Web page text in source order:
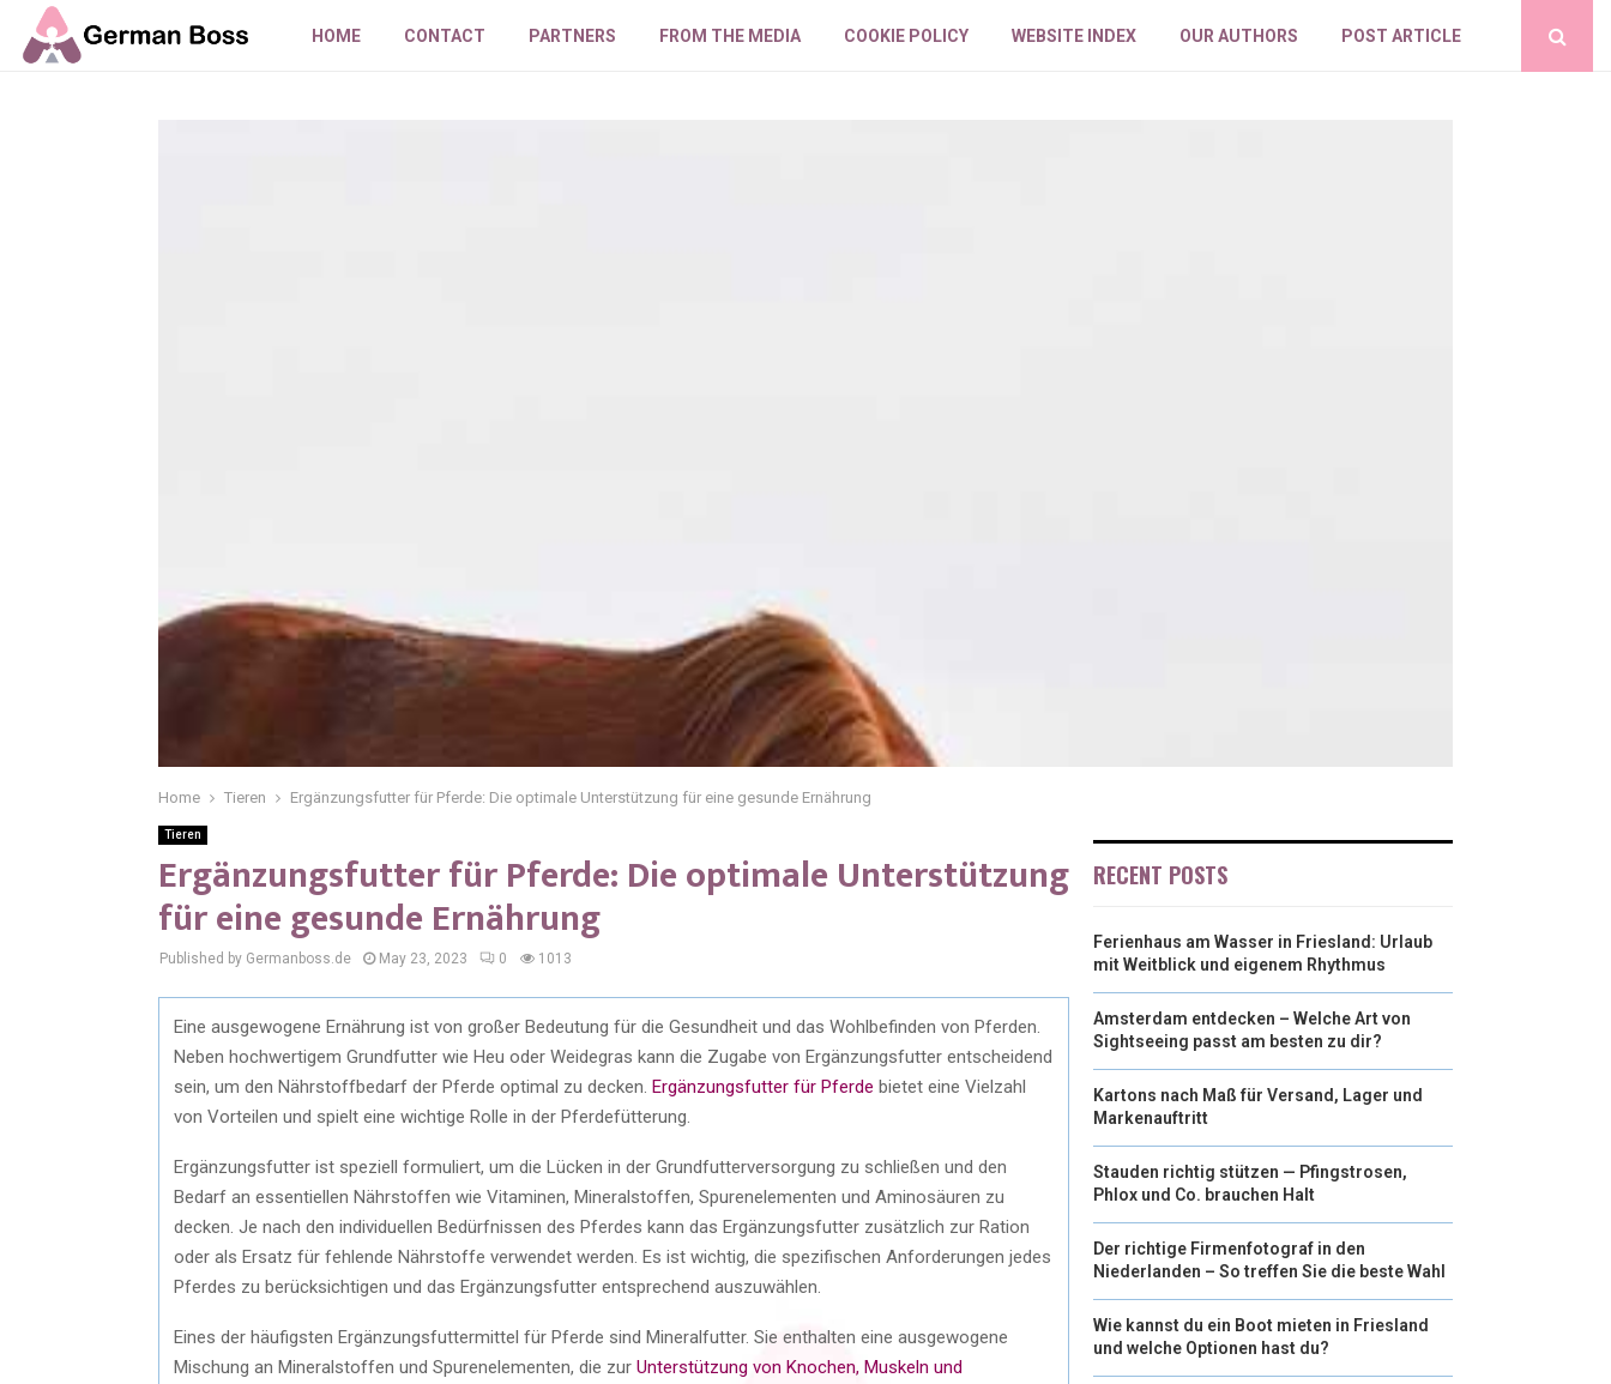
HOME CONTACT PARTNERS FROM THE MEDIA COOKIE POLICY WEBSITE INDEX OUR AUTHORS POST ARTICLE
Home Tieren Ergänzungsfutter für Pferde: Die optimale Unterstützung für eine gesunde Ernährung
Tieren
Ergänzungsfutter für Pferde: Die optimale Unterstützung
für eine gesunde Ernährung
Published by Germanboss.de May 23, 2023 0 1013
Eine ausgewogene Ernährung ist von großer Bedeutung für die Gesundheit und das Wohlbefinden von Pferden.
Neben hochwertigem Grundfutter wie Heu oder Weidegras kann die Zugabe von Ergänzungsfutter entscheidend
sein, um den Nährstoffbedarf der Pferde optimal zu decken. Ergänzungsfutter für Pferde bietet eine Vielzahl
von Vorteilen und spielt eine wichtige Rolle in der Pferdefütterung.
Ergänzungsfutter ist speziell formuliert, um die Lücken in der Grundfutterversorgung zu schließen und den
Bedarf an essentiellen Nährstoffen wie Vitaminen, Mineralstoffen, Spurenelementen und Aminosäuren zu
decken. Je nach den individuellen Bedürfnissen des Pferdes kann das Ergänzungsfutter zusätzlich zur Ration
oder als Ersatz für fehlende Nährstoffe verwendet werden. Es ist wichtig, die spezifischen Anforderungen jedes
Pferdes zu berücksichtigen und das Ergänzungsfutter entsprechend auszuwählen.
Eines der häufigsten Ergänzungsfuttermittel für Pferde sind Mineralfutter. Sie enthalten eine ausgewogene
Mischung an Mineralstoffen und Spurenelementen, die zur Unterstützung von Knochen, Muskeln und
RECENT POSTS
Ferienhaus am Wasser in Friesland: Urlaub
mit Weitblick und eigenem Rhythmus
Amsterdam entdecken – Welche Art von
Sightseeing passt am besten zu dir?
Kartons nach Maß für Versand, Lager und
Markenauftritt
Stauden richtig stützen — Pfingstrosen,
Phlox und Co. brauchen Halt
Der richtige Firmenfotograf in den
Niederlanden – So treffen Sie die beste Wahl
Wie kannst du ein Boot mieten in Friesland
und welche Optionen hast du?